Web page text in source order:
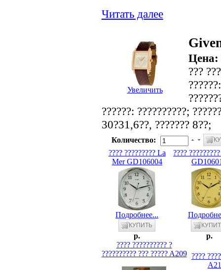
Читать далее
Увеличить
Цена:
???
??????: ??????????;
30?31,6??, ??????? 8??;
Количество:
???? ????????? La
Mer GD106004
Подробнее...
p.
????
p.
???? ?????????? ?
?????????? ??? ????? A209 ????